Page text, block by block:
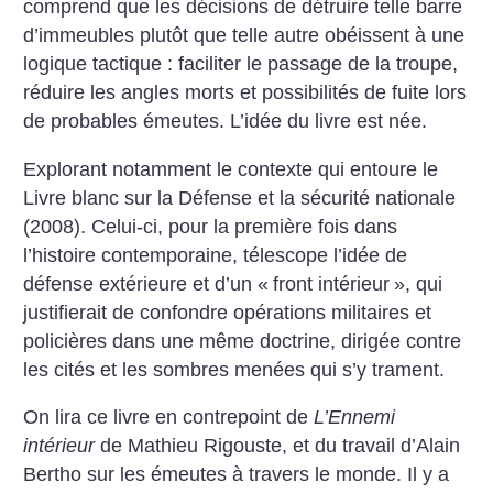
comprend que les décisions de détruire telle barre
d’immeubles plutôt que telle autre obéissent à une
logique tactique : faciliter le passage de la troupe,
réduire les angles morts et possibilités de fuite lors
de probables émeutes. L’idée du livre est née.
Explorant notamment le contexte qui entoure le
Livre blanc sur la Défense et la sécurité nationale
(2008). Celui-ci, pour la première fois dans
l’histoire contemporaine, télescope l’idée de
défense extérieure et d’un « front intérieur », qui
justifierait de confondre opérations militaires et
policières dans une même doctrine, dirigée contre
les cités et les sombres menées qui s’y trament.
On lira ce livre en contrepoint deL’Ennemi
intérieurde Mathieu Rigouste, et du travail d’Alain
Bertho sur les émeutes à travers le monde. Il y a